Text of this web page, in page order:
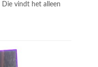
Die vindt het alleen